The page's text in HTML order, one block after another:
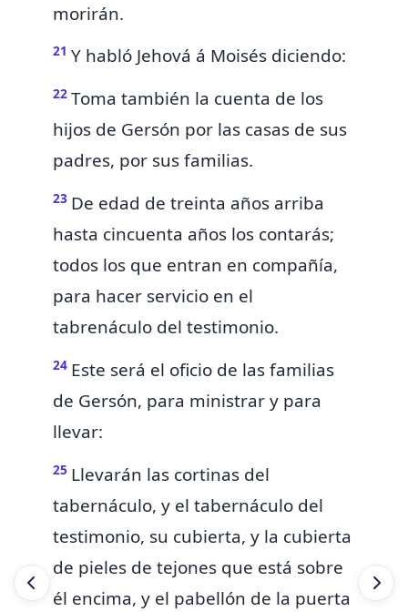
morirán.
21 Y habló Jehová á Moisés diciendo:
22 Toma también la cuenta de los
hijos de Gersón por las casas de sus
padres, por sus familias.
23 De edad de treinta años arriba
hasta cincuenta años los contarás;
todos los que entran en compañía,
para hacer servicio en el
tabrenáculo del testimonio.
24 Este será el oficio de las familias
de Gersón, para ministrar y para
llevar:
25 Llevarán las cortinas del
tabernáculo, y el tabernáculo del
testimonio, su cubierta, y la cubierta
de pieles de tejones que está sobre
él encima, y el pabellón de la puerta